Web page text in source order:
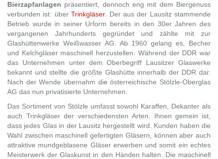
Bierzapfanlagen präsentiert, dennoch eng mit dem Biergenuss
verbunden ist: überTrinkgläser. Der aus der Lausitz stammende
Betrieb wurde in seiner Urform bereits in den 30er Jahren des
vergangenen Jahrhunderts gegründet und zählte mit zur
Glashüttenwerke Weißwasser AG. Ab 1960 gelang es, Becher
und Kelchgläser maschinell herzustellen. Während der DDR war
das Unternehmen unter dem Oberbegriff Lausitzer Glaswerke
bekannt und stellte die größte Glashütte innerhalb der DDR dar.
Nach der Wende übernahm die österreichische Stölzle-Oberglas
AG das nun privatisierte Unternehmen.
Das Sortiment von Stölzle umfasst sowohl Karaffen, Dekanter als
auch Trinkgläser der verschiedensten Arten. Ihnen gemein ist,
dass jedes Glas in der Lausitz hergestellt wird. Kunden haben die
Wahl zwischen maschinell gefertigten Gläsern, können aber auch
attraktive mundgeblasene Gläser erwerben und somit ein echtes
Meisterwerk der Glaskunst in den Händen halten. Die maschinell